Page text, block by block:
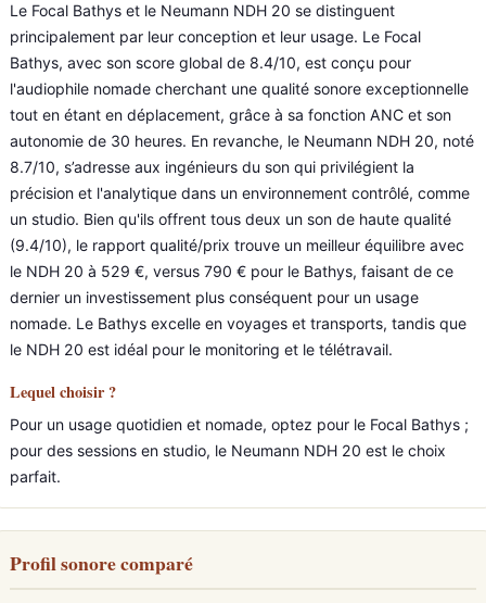
Le Focal Bathys et le Neumann NDH 20 se distinguent
principalement par leur conception et leur usage. Le Focal
Bathys, avec son score global de 8.4/10, est conçu pour
l'audiophile nomade cherchant une qualité sonore exceptionnelle
tout en étant en déplacement, grâce à sa fonction ANC et son
autonomie de 30 heures. En revanche, le Neumann NDH 20, noté
8.7/10, s’adresse aux ingénieurs du son qui privilégient la
précision et l'analytique dans un environnement contrôlé, comme
un studio. Bien qu'ils offrent tous deux un son de haute qualité
(9.4/10), le rapport qualité/prix trouve un meilleur équilibre avec
le NDH 20 à 529 €, versus 790 € pour le Bathys, faisant de ce
dernier un investissement plus conséquent pour un usage
nomade. Le Bathys excelle en voyages et transports, tandis que
le NDH 20 est idéal pour le monitoring et le télétravail.
Lequel choisir ?
Pour un usage quotidien et nomade, optez pour le Focal Bathys ;
pour des sessions en studio, le Neumann NDH 20 est le choix
parfait.
Profil sonore comparé